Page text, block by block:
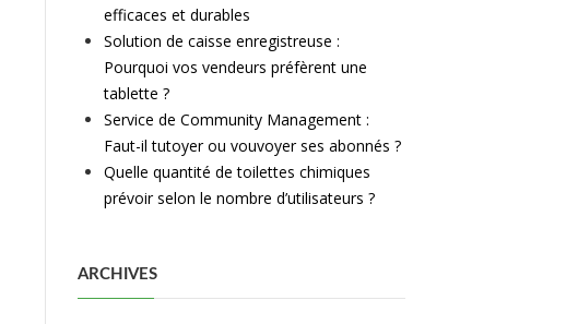
efficaces et durables
Solution de caisse enregistreuse :
Pourquoi vos vendeurs préfèrent une
tablette ?
Service de Community Management :
Faut-il tutoyer ou vouvoyer ses abonnés ?
Quelle quantité de toilettes chimiques
prévoir selon le nombre d’utilisateurs ?
ARCHIVES